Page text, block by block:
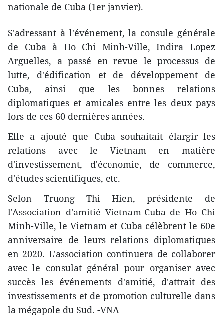
nationale de Cuba (1er janvier).
S'adressant à l'événement, la consule générale
de Cuba à Ho Chi Minh-Ville, Indira Lopez
Arguelles, a passé en revue le processus de
lutte, d'édification et de développement de
Cuba, ainsi que les bonnes relations
diplomatiques et amicales entre les deux pays
lors de ces 60 dernières années.
Elle a ajouté que Cuba souhaitait élargir les
relations avec le Vietnam en matière
d'investissement, d'économie, de commerce,
d'études scientifiques, etc.
Selon Truong Thi Hien, présidente de
l'Association d'amitié Vietnam-Cuba de Ho Chi
Minh-Ville, le Vietnam et Cuba célèbrent le 60e
anniversaire de leurs relations diplomatiques
en 2020. L'association continuera de collaborer
avec le consulat général pour organiser avec
succès les événements d'amitié, d'attrait des
investissements et de promotion culturelle dans
la mégapole du Sud. -VNA